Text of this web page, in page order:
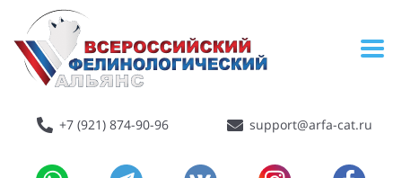
+7 (921) 874-90-96 support@arfa-cat.ru